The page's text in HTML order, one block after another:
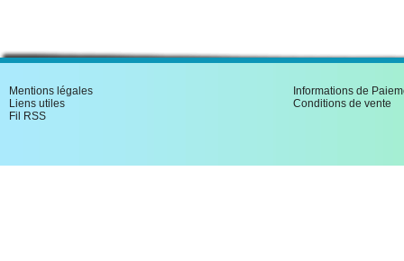
Mentions légales
Liens utiles
Fil RSS
Informations de
Conditions de vente